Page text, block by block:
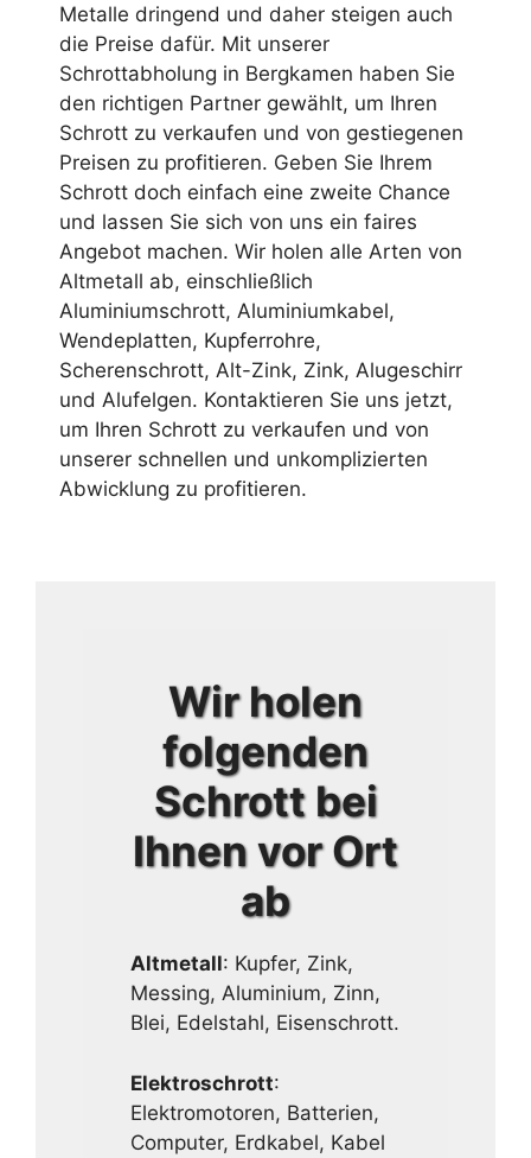
Metalle dringend und daher steigen auch
die Preise dafür. Mit unserer
Schrottabholung in Bergkamen haben Sie
den richtigen Partner gewählt, um Ihren
Schrott zu verkaufen und von gestiegenen
Preisen zu profitieren. Geben Sie Ihrem
Schrott doch einfach eine zweite Chance
und lassen Sie sich von uns ein faires
Angebot machen. Wir holen alle Arten von
Altmetall ab, einschließlich
Aluminiumschrott, Aluminiumkabel,
Wendeplatten, Kupferrohre,
Scherenschrott, Alt-Zink, Zink, Alugeschirr
und Alufelgen. Kontaktieren Sie uns jetzt,
um Ihren Schrott zu verkaufen und von
unserer schnellen und unkomplizierten
Abwicklung zu profitieren.
Wir holen
folgenden
Schrott bei
Ihnen vor Ort
ab
Altmetall: Kupfer, Zink,
Messing, Aluminium, Zinn,
Blei, Edelstahl, Eisenschrott.
Elektroschrott:
Elektromotoren, Batterien,
Computer, Erdkabel, Kabel